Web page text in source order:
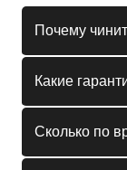
Почему
Какие
Сколько по